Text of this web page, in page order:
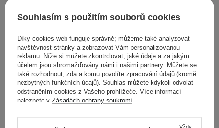
Zobrazit další příspěvky z Říjen 2021
Cosibella Newsletter
Skincare checklisty, odborné rady a novinky
Souhlasím s použitím souborů cookies
Díky cookies web funguje správně; můžeme také analyzovat
návštěvnost stránky a zobrazovat Vám personalizovanou
reklamu. Níže si můžete zkontrolovat, jaké údaje a za jakým
účelem jsou shromažďovány námi i našimi partnery. Můžete se
také rozhodnout, zda a komu povolíte zpracování údajů (kromě
nezbytných funkčních údajů). Souhlas můžete kdykoli odvolat
odstraněním cookies z Vašeho prohlížeče. Více informací
naleznete v Zásadách ochrany soukromí
Vždy